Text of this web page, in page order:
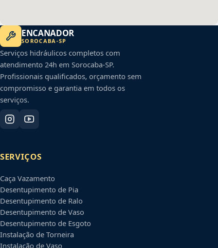
ENCANADOR
SOROCABA -SP
Serviços hidráulicos completos com
atendimento 24h em Sorocaba-SP.
Profissionais qualificados, orçamento sem
compromisso e garantia em todos os
serviços.
SERVIÇOS
Caça Vazamento
Desentupimento de Pia
Desentupimento de Ralo
Desentupimento de Vaso
Desentupimento de Esgoto
Instalação de Torneira
Instalação de Vaso